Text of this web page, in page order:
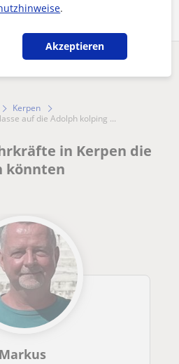
Kerpen
auf die Adolph kolping ...
in Kerpen die
könnten
Markus
.
Akzeptieren